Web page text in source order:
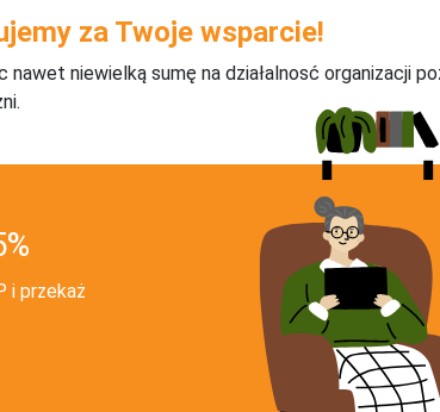
za Twoje wsparcie!
niewielką sumę na działalnosć organizacji
i przekaż